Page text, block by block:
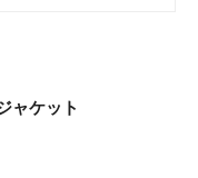
ャケット